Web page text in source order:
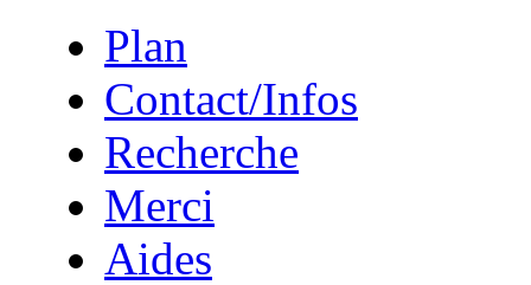
Plan
Contact/Infos
Recherche
Merci
Aides